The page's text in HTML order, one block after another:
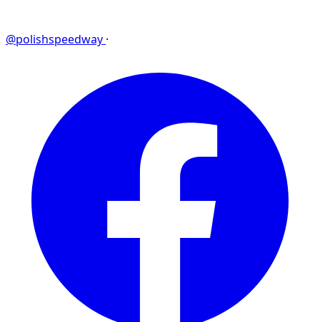
@polishspeedway ·